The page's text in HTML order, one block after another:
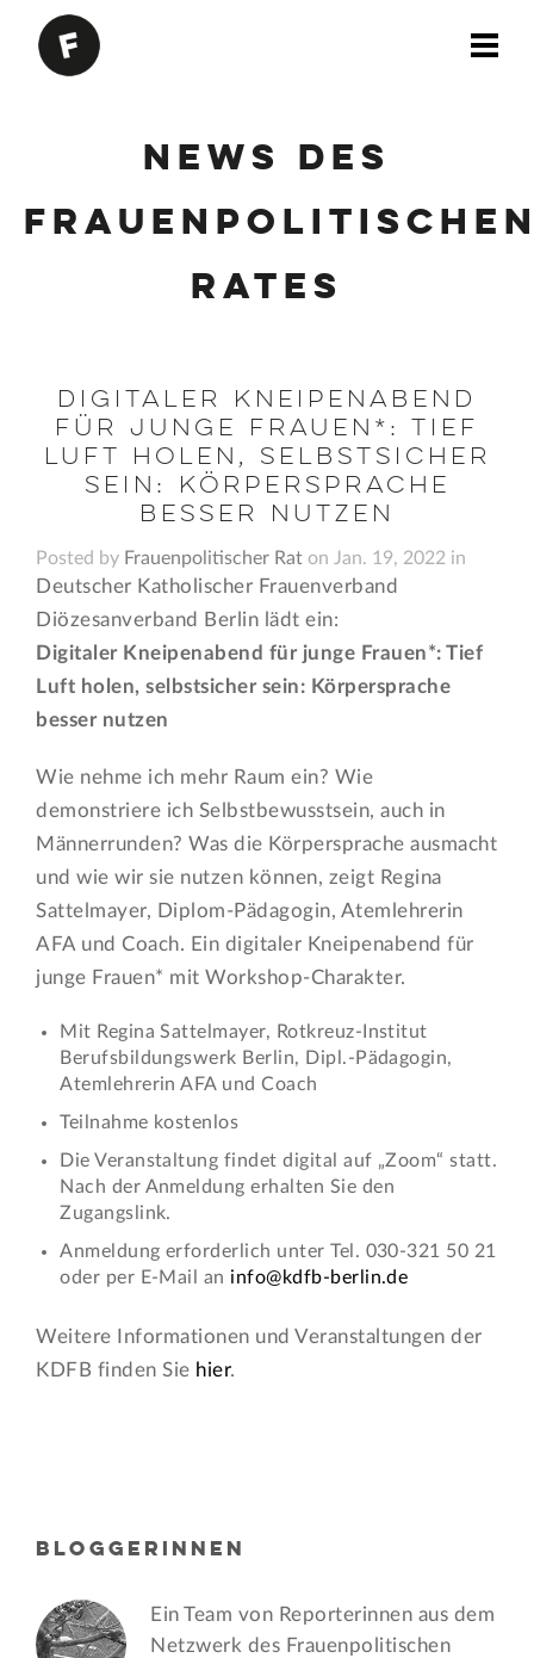
News des
Rates
Digitaler Kneipenabend
für junge Frauen*: Tief
Luft holen, selbstsicher
sein: Körpersprache
besser nutzen
Posted by Frauenpolitischer Rat on Jan. 19, 2022 in
Deutscher Katholischer Frauenverband
Diözesanverband Berlin lädt ein:
Digitaler Kneipenabend für junge Frauen*: Tief
Luft holen, selbstsicher sein: Körpersprache
besser nutzen
Wie nehme ich mehr Raum ein? Wie
demonstriere ich Selbstbewusstsein, auch in
Männerrunden? Was die Körpersprache ausmacht
und wie wir sie nutzen können, zeigt Regina
Sattelmayer, Diplom-Pädagogin, Atemlehrerin
AFA und Coach. Ein digitaler Kneipenabend für
junge Frauen* mit Workshop-Charakter.
Mit Regina Sattelmayer, Rotkreuz-Institut
Berufsbildungswerk Berlin, Dipl.-Pädagogin,
Atemlehrerin AFA und Coach
Teilnahme kostenlos
Die Veranstaltung findet digital auf „Zoom“ statt.
Nach der Anmeldung erhalten Sie den
Zugangslink.
Anmeldung erforderlich unter Tel. 030-321 50 21
oder per E-Mail an info@kdfb-berlin.de
Weitere Informationen und Veranstaltungen der
KDFB finden Sie hier.
BLOGGERINNEN
Ein Team von Reporterinnen aus dem
Netzwerk des Frauen­politischen